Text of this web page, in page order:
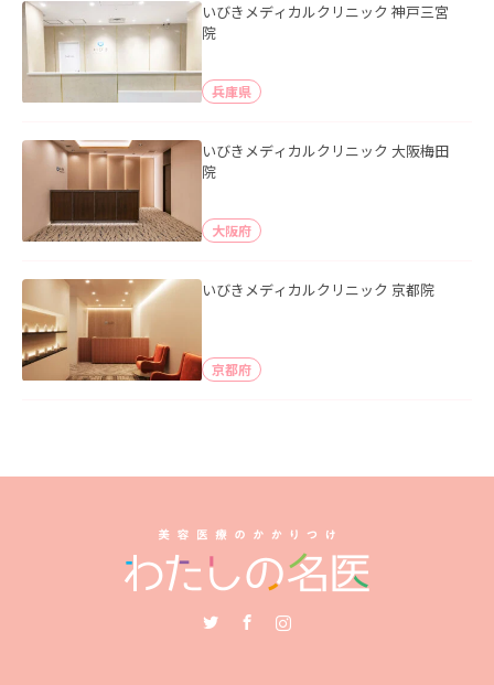
いびきメディカルクリニック 神戸三宮
院
兵庫県
いびきメディカルクリニック 大阪梅田
院
大阪府
いびきメディカルクリニック 京都院
京都府